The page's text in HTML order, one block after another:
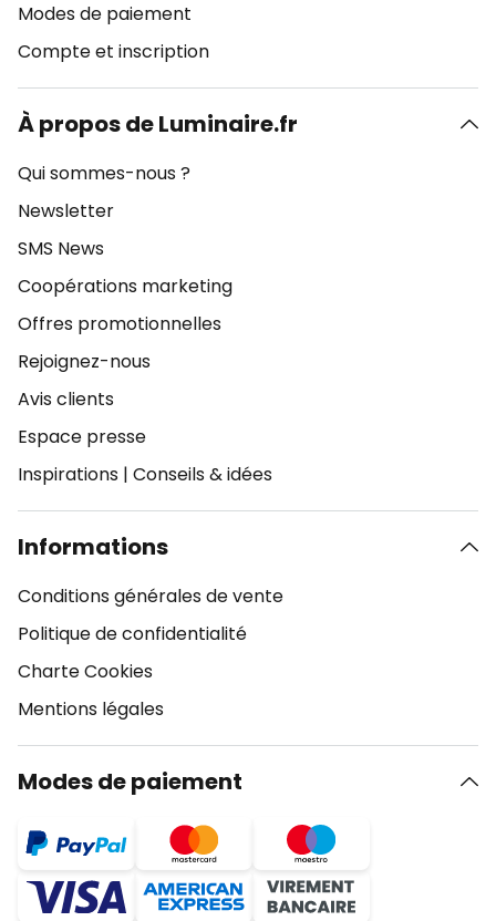
Modes de paiement
Compte et inscription
À propos de Luminaire.fr
Qui sommes-nous ?
Newsletter
SMS News
Coopérations marketing
Offres promotionnelles
Rejoignez-nous
Avis clients
Espace presse
Inspirations | Conseils & idées
Informations
Conditions générales de vente
Politique de confidentialité
Charte Cookies
Mentions légales
Modes de paiement